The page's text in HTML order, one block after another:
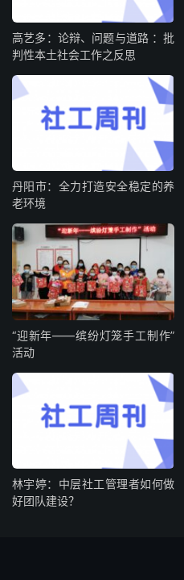
高艺多：论辩、问题与道路 ：批
判性本土社会工作之反思
丹阳市：全力打造安全稳定的养
老环境
“迎新年——缤纷灯笼手工制作”
活动
林宇婷：中层社工管理者如何做
好团队建设？